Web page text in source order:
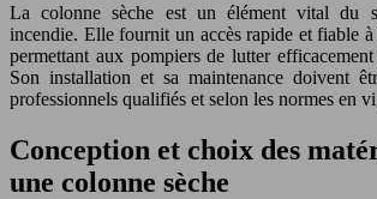
La colonne sèche est un élément vital du
incendie. Elle fournit un accès rapide et fiable à
permettant aux pompiers de lutter
Son installation et sa maintenance doivent
professionnels qualifiés et selon les normes en
Conception et choix des
une colonne sèche